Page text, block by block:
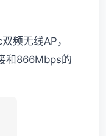
频无线AP，
和866Mbps的